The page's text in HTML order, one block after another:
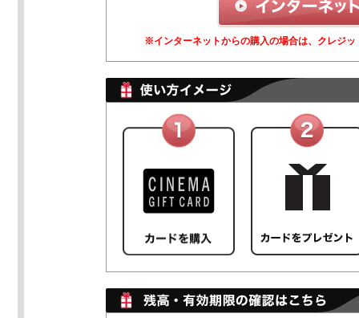
※インターネットからの購入の場合は、クレジ